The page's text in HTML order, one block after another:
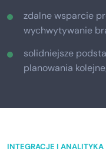
zdalne wsparcie
wychwytywanie
solidniejsze
planowania
INTEGRACJE I ANALITYKA